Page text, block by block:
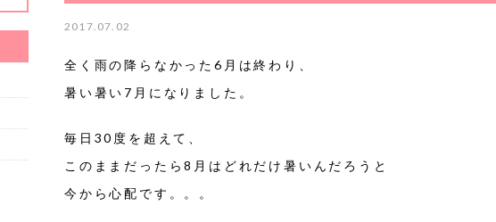
2017.07.02
全く雨の降らなかった6月は終わり、
暑い暑い7月になりました。
毎日30度を超えて、
このままだったら8月はどれだけ暑いんだろうと
今から心配です。。。